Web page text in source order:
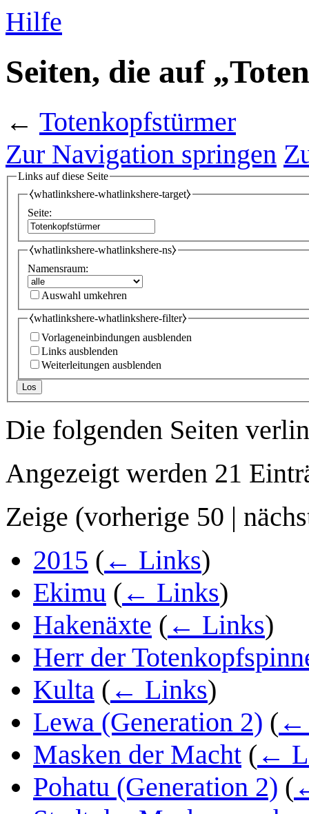
Hilfe
Seiten, die auf
← Totenkopfstürmer
Zur Navigation springen
Links auf diese Seite
⧼whatlinkshere-whatlinkshere-target⧽
Seite:
⧼whatlinkshere-whatlinkshere-ns⧽
Namensraum:
Auswahl umkehren
⧼whatlinkshere-whatlinkshere-filter⧽
Vorlageneinbindungen ausblenden
Links ausblenden
Weiterleitungen ausblenden
Los
Die folgenden Seiten
Angezeigt werden 21
Zeige (vorherige 50 |
2015 ( ← Links)
Ekimu ( ← Links)
Hakenäxte ( ← Links)
Herr der
Kulta ( ← Links)
Lewa (Generation 2) ( ←
Masken der Macht ( ←
Pohatu (Generation 2) (